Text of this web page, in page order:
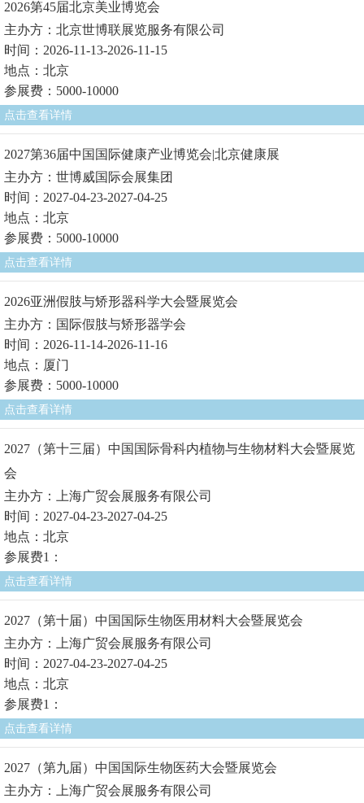
2026第45届北京美业博览会
主办方：北京世博联展览服务有限公司
时间：2026-11-13-2026-11-15
地点：北京
参展费：5000-10000
点击查看详情
2027第36届中国国际健康产业博览会|北京健康展
主办方：世博威国际会展集团
时间：2027-04-23-2027-04-25
地点：北京
参展费：5000-10000
点击查看详情
2026亚洲假肢与矫形器科学大会暨展览会
主办方：国际假肢与矫形器学会
时间：2026-11-14-2026-11-16
地点：厦门
参展费：5000-10000
点击查看详情
2027（第十三届）中国国际骨科内植物与生物材料大会暨展览
会
主办方：上海广贸会展服务有限公司
时间：2027-04-23-2027-04-25
地点：北京
参展费1：
点击查看详情
2027（第十届）中国国际生物医用材料大会暨展览会
主办方：上海广贸会展服务有限公司
时间：2027-04-23-2027-04-25
地点：北京
参展费1：
点击查看详情
2027（第九届）中国国际生物医药大会暨展览会
主办方：上海广贸会展服务有限公司